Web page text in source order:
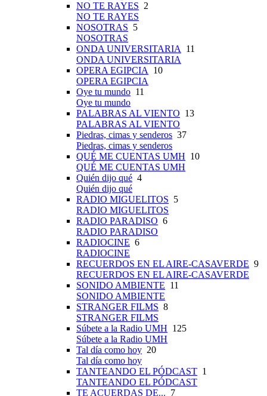
NO TE RAYES 2
NO TE RAYES
NOSOTRAS 5
NOSOTRAS
ONDA UNIVERSITARIA 11
ONDA UNIVERSITARIA
OPERA EGIPCIA 10
OPERA EGIPCIA
Oye tu mundo 11
Oye tu mundo
PALABRAS AL VIENTO 13
PALABRAS AL VIENTO
Piedras, cimas y senderos 37
Piedras, cimas y senderos
QUÉ ME CUENTAS UMH 10
QUÉ ME CUENTAS UMH
Quién dijo qué 4
Quién dijo qué
RADIO MIGUELITOS 5
RADIO MIGUELITOS
RADIO PARADISO 6
RADIO PARADISO
RADIOCINE 6
RADIOCINE
RECUERDOS EN EL AIRE-CASAVERDE 9
RECUERDOS EN EL AIRE-CASAVERDE
SONIDO AMBIENTE 11
SONIDO AMBIENTE
STRANGER FILMS 8
STRANGER FILMS
Súbete a la Radio UMH 125
Súbete a la Radio UMH
Tal día como hoy 20
Tal día como hoy
TANTEANDO EL PÓDCAST 1
TANTEANDO EL PÓDCAST
TE ACUERDAS DE... 7